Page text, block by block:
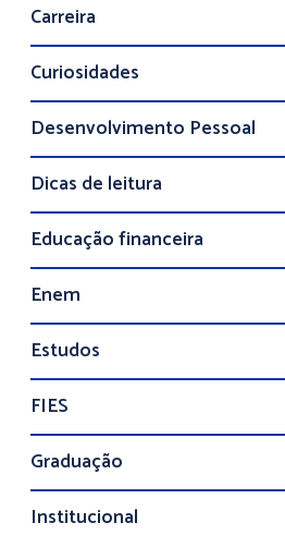
Carreira
Curiosidades
Desenvolvimento Pessoal
Dicas de leitura
Educação financeira
Enem
Estudos
FIES
Graduação
Institucional